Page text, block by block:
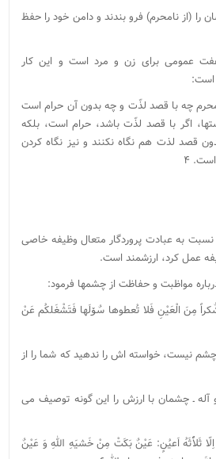
را (از نامحرم) فرو بندند و دامن خود را حفظ
عمومی برای زن و مرد است و این کار
است:
چه با قصد لذّت و چه بدون آن حرام است
اگر با قصد لذّت باشد، حرام است، بلکه
قصد لذت هم نگاه نکنند و نیز نگاه کردن
۴
به عبادت پروردگار متعال وظیفه خاصی
عمل کرد، ارزشمند است.
مواظبت و حفاظت از چشمها فرمود:
مِنَ الْعَیْنِ فَلا تُعطوها سٌۆلَها فَتَشْغَلکُم عَنْ
نیست، خواسته اش را ندهید که شما را از
آله ـ چشمان با ارزش را این گونه توصیف می
ثَلاًًثَهُ اَعیُنٍ: عَیْنٌ بَکَتْ مِنْ خَشیَهِ اللهِ وَ عَیْنٌ